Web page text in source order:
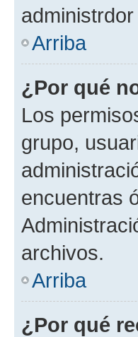
Arriba
¿Por qué
Los
grupo,
encuentras
archivos.
Arriba
¿Por qué